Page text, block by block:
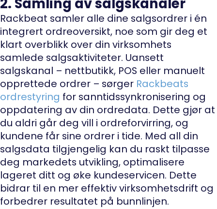
Rackbeat samler alle dine salgsordrer i én
integrert ordreoversikt, noe som gir deg et
klart overblikk over din virksomhets
samlede salgsaktiviteter. Uansett
salgskanal – nettbutikk, POS eller manuelt
opprettede ordrer – sørger Rackbeats
ordrestyring for sanntidssynkronisering og
oppdatering av din ordredata. Dette gjør at
du aldri går deg vill i ordreforvirring, og
kundene får sine ordrer i tide. Med all din
salgsdata tilgjengelig kan du raskt tilpasse
deg markedets utvikling, optimalisere
lageret ditt og øke kundeservicen. Dette
bidrar til en mer effektiv virksomhetsdrift og
forbedrer resultatet på bunnlinjen.